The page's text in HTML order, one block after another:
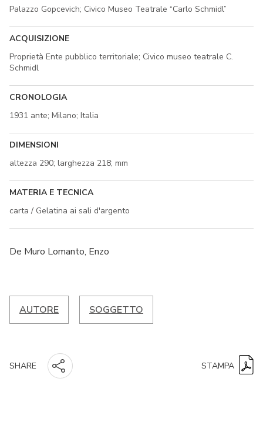
Palazzo Gopcevich; Civico Museo Teatrale “Carlo Schmidl”
ACQUISIZIONE
Proprietà Ente pubblico territoriale; Civico museo teatrale C.
Schmidl
CRONOLOGIA
1931 ante; Milano; Italia
DIMENSIONI
altezza 290; larghezza 218; mm
MATERIA E TECNICA
carta / Gelatina ai sali d'argento
De Muro Lomanto, Enzo
AUTORE SOGGETTO
SHARE STAMPA